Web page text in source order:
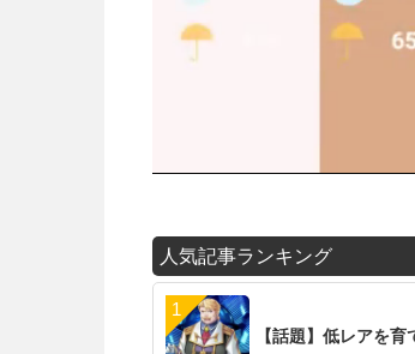
人気記事ランキング
【話題】低レアを